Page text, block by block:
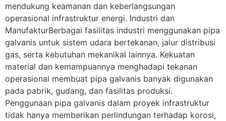
mendukung keamanan dan keberlangsungan
operasional infrastruktur energi. Industri dan
ManufakturBerbagai fasilitas industri menggunakan pipa
galvanis untuk sistem udara bertekanan, jalur distribusi
gas, serta kebutuhan mekanikal lainnya. Kekuatan
material dan kemampuannya menghadapi tekanan
operasional membuat pipa galvanis banyak digunakan
pada pabrik, gudang, dan fasilitas produksi.
Penggunaan pipa galvanis dalam proyek infrastruktur
tidak hanya memberikan perlindungan terhadap korosi,